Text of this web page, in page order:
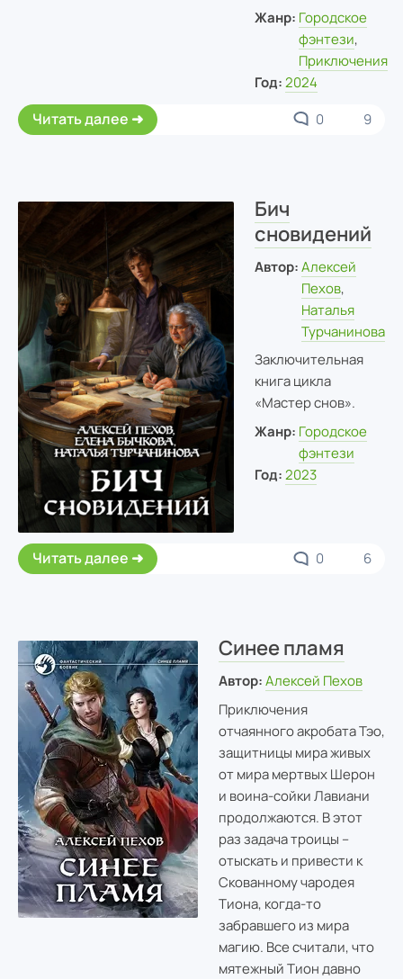
Жанр: Городское
фэнтези,
Приключения
Год: 2024
Читать далее 0 9
Бич
сновидений
Автор: Алексей
Пехов,
Наталья
Турчанинова
Заключительная
книга цикла
«Мастер снов».
Жанр: Городское
фэнтези
Год: 2023
Читать далее 0 6
Синее пламя
Автор: Алексей Пехов
Приключения
отчаянного акробата Тэо,
защитницы мира живых
от мира мертвых Шерон
и воина-сойки Лавиани
продолжаются. В этот
раз задача троицы –
отыскать и привести к
Скованному чародея
Тиона, когда-то
забравшего из мира
магию. Все считали, что
мятежный Тион давно